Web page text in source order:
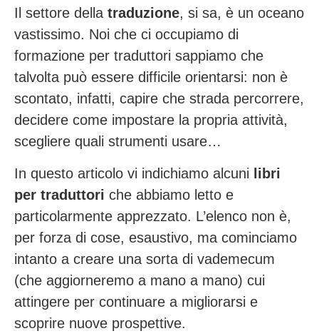
Il settore della traduzione, si sa, è un oceano
vastissimo. Noi che ci occupiamo di
formazione per traduttori sappiamo che
talvolta può essere difficile orientarsi: non è
scontato, infatti, capire che strada percorrere,
decidere come impostare la propria attività,
scegliere quali strumenti usare…
In questo articolo vi indichiamo alcuni
libri
per traduttori che abbiamo letto e
particolarmente apprezzato. L’elenco non è,
per forza di cose, esaustivo, ma cominciamo
intanto a creare una sorta di vademecum
(che aggiorneremo a mano a mano) cui
attingere per continuare a migliorarsi e
scoprire nuove prospettive.